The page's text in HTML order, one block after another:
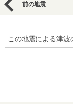
前の地震
この地震による津波